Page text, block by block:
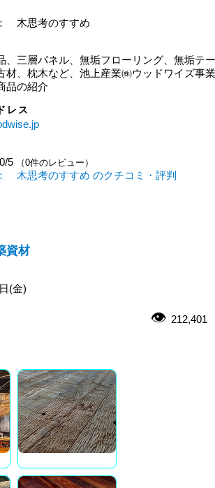
木思考のすすめ
、三層パネル、無垢フローリング、無垢テ
材、枕木など、池上産業㈱ウッドワイズ事
品の紹介
レス
0/5 （0件のレビュー）
木思考のすすめ のクチコミ・評判
資材
(金)
212,401